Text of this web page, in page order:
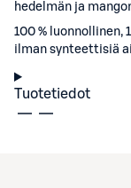
hedelmän ja
100 % luonnollinen,
ilman synteettisiä
Tuotetiedot